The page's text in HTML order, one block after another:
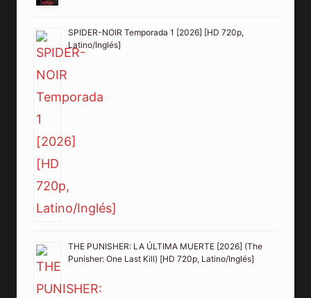
SPIDER-NOIR Temporada 1 [2026] [HD 720p,
Latino/Inglés]
THE PUNISHER: LA ÚLTIMA MUERTE [2026] (The
Punisher: One Last Kill) [HD 720p, Latino/Inglés]